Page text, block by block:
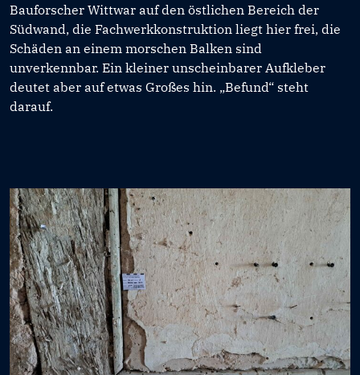
Bauforscher Wittwar auf den östlichen Bereich der
Südwand, die Fachwerkkonstruktion liegt hier frei, die
Schäden an einem morschen Balken sind
unverkennbar. Ein kleiner unscheinbarer Aufkleber
deutet aber auf etwas Großes hin. „Befund“ steht
darauf.